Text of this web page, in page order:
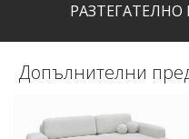
Допълнителни